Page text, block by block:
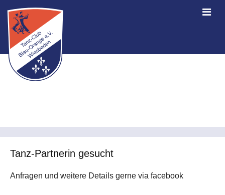
Tanz-Partnerin gesucht
Anfragen und weitere Details gerne via facebook